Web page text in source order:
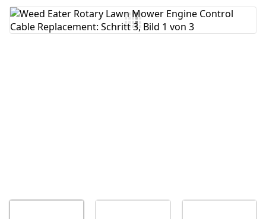
Kommentar hinzufügen